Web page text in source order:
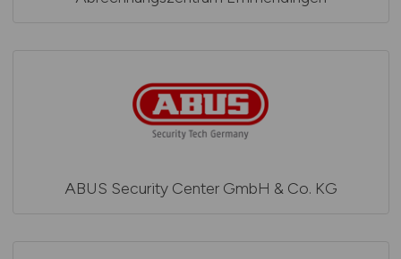
ABUS Security Center GmbH & Co. KG